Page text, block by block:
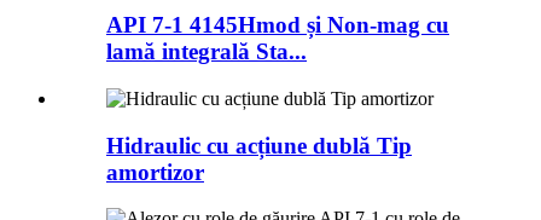
API 7-1 4145Hmod și Non-mag cu
lamă integrală Sta...
Hidraulic cu acțiune dublă Tip
amortizor